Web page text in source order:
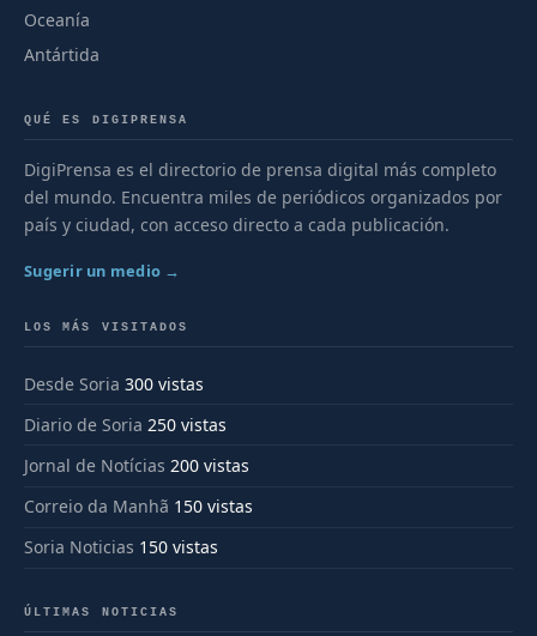
Oceanía
Antártida
QUÉ ES DIGIPRENSA
DigiPrensa es el directorio de prensa digital más completo
del mundo. Encuentra miles de periódicos organizados por
país y ciudad, con acceso directo a cada publicación.
Sugerir un medio →
LOS MÁS VISITADOS
Desde Soria 300 vistas
Diario de Soria 250 vistas
Jornal de Notícias 200 vistas
Correio da Manhã 150 vistas
Soria Noticias 150 vistas
ÚLTIMAS NOTICIAS